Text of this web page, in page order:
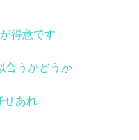
得意です
合うかどうか
せあれ